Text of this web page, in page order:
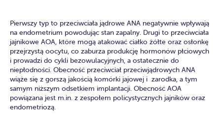
Pierwszy typ to przeciwciała jądrowe ANA negatywnie wpływają
na endometrium powodując stan zapalny. Drugi to przeciwciała
jajnikowe AOA, które mogą atakować ciałko żółte oraz osłonkę
przejrzystą oocytu, co zaburza produkcję hormonów płciowych
i prowadzi do cykli bezowulacyjnych, a ostatecznie do
niepłodności. Obecność przeciwciał przeciwjądrowych ANA
wiąże się z gorszą jakością komórki jajowej i zarodka, a tym
samym niższym odsetkiem implantacji. Obecność AOA
powiązana jest m.in. z zespołem policystycznych jajników oraz
endometriozą.